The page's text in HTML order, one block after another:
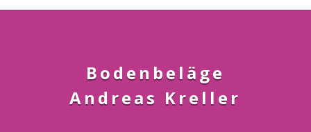
Bodenbeläge
Andreas Kreller